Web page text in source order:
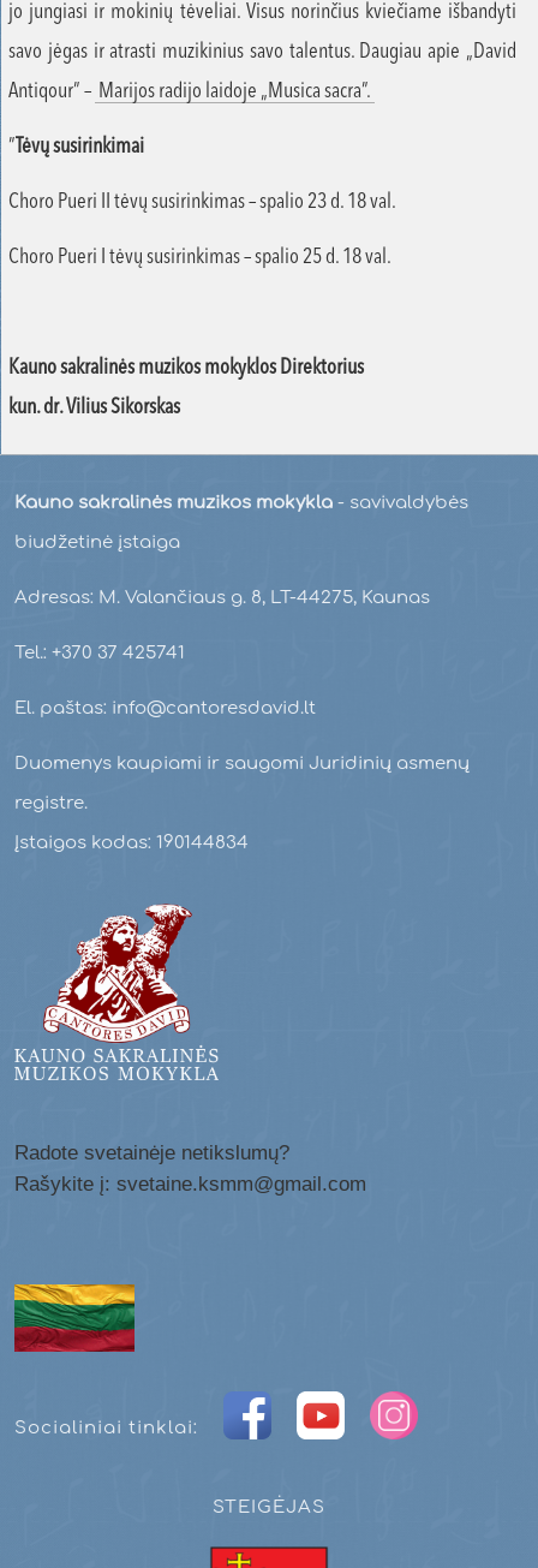
jo jungiasi ir mokinių tėveliai. Visus norinčius kviečiame išbandyti
savo jėgas ir atrasti muzikinius savo talentus. Daugiau apie „David
Antiqour” – Marijos radijo laidoje „Musica sacra”.
” Tėvų susirinkimai
Choro Pueri II tėvų susirinkimas – spalio 23 d. 18 val.
Choro Pueri I tėvų susirinkimas – spalio 25 d. 18 val.
Kauno sakralinės muzikos mokyklos Direktorius
kun. dr. Vilius Sikorskas
Kauno sakralinės muzikos mokykla - savivaldybės
biudžetinė įstaiga
Adresas: M. Valančiaus g. 8, LT-44275, Kaunas
Tel.: +370 37 425741
El. paštas: info@cantoresdavid.lt
Duomenys kaupiami ir saugomi Juridinių asmenų
registre.
Įstaigos kodas: 190144834
Radote svetainėje netikslumų?
Rašykite į: svetaine.ksmm@gmail.com
Socialiniai tinklai:
STEIGĖJAS